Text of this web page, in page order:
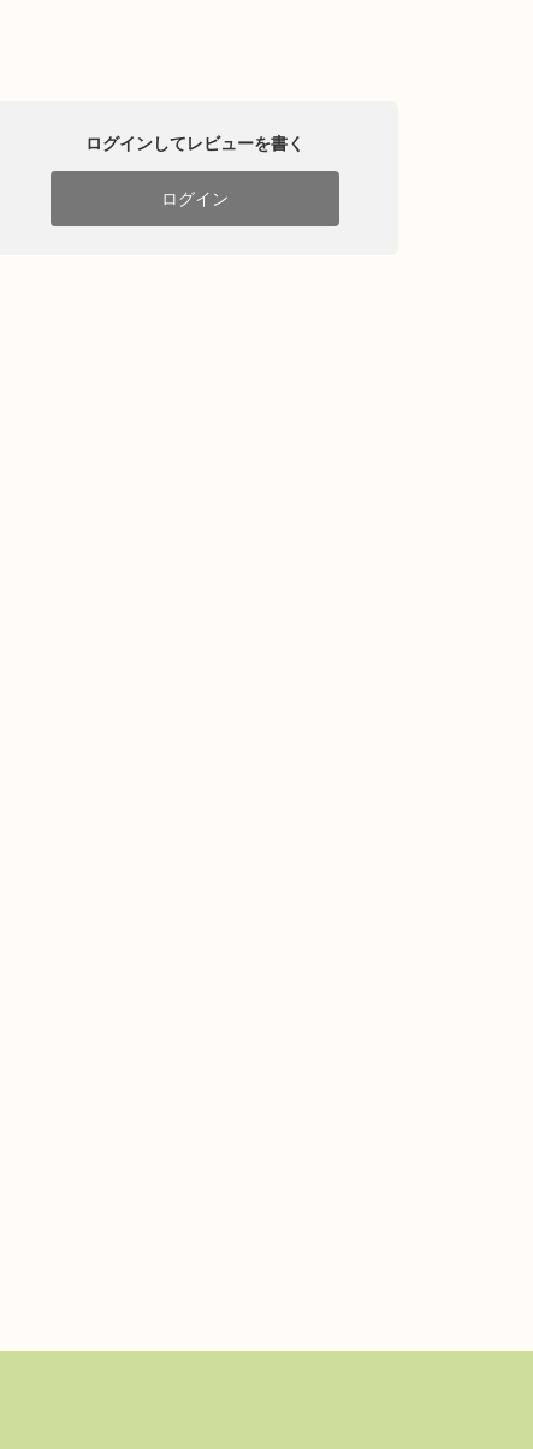
ログインしてレビューを書く
ログイン